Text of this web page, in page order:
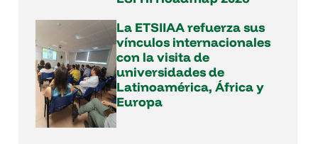
La ETSIIAA refuerza sus
vínculos internacionales
con la visita de
universidades de
Latinoamérica, África y
Europa